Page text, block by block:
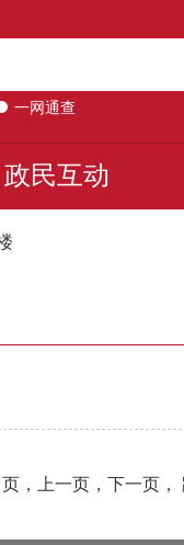
一网通查
政民互动
， 上一页 ， 下一页 ，